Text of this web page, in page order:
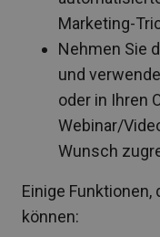
Marketing-
Nehmen Sie
und
oder in Ihren
Webinar/
Wunsch
Einige
können: